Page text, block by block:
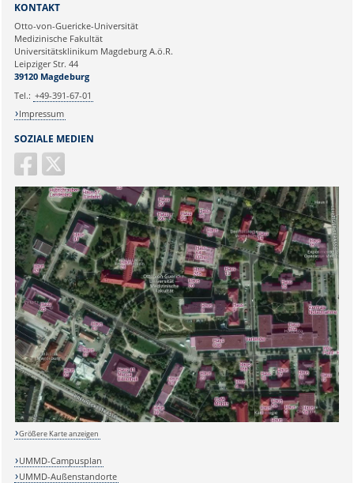
Ihre E-Mailadresse:
Ihr Anliegen:
Sicherheitsabfrage:
Lösung:
SOZIALE MEDIEN
KONTAKT
Otto-von-Guericke-Universität
Medizinische Fakultät
Universitätsklinikum Magdeburg A.ö.R.
Leipziger Str. 44
39120 Magdeburg
Tel.: +49-391-67-01
Impressum
Größere Karte anzeigen
UMMD-Campusplan
UMMD-Außenstandorte